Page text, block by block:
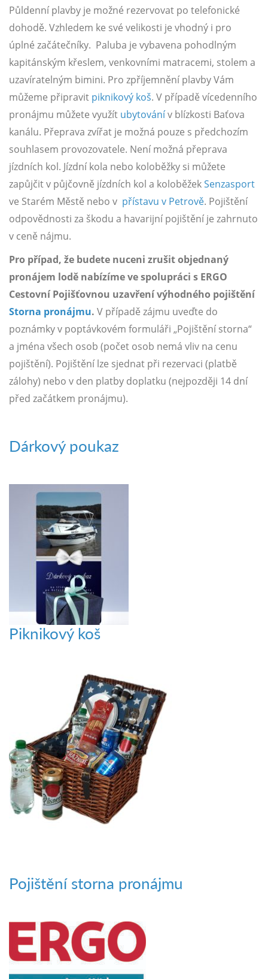
Půldenní plavby je možné rezervovat po telefonické
dohodě. Vzhledem ke své velikosti je vhodný i pro
úplné začátečníky. Paluba je vybavena pohodlným
kapitánským křeslem, venkovními matracemi, stolem a
uzavíratelným bimini. Pro zpříjemnění plavby Vám
můžeme připravit piknikový koš. V případě vícedenního
pronájmu můžete využít ubytovánív blízkosti Baťova
kanálu. Přeprava zvířat je možná pouze s předchozím
souhlasem provozovatele. Není možná přeprava
jízdních kol. Jízdní kola nebo koloběžky si můžete
zapůjčit v půjčovně jízdních kol a koloběžekSenzasport
ve Starém Městě nebo v přístavu v Petrově. Pojištění
odpovědnosti za škodu a havarijní pojištění je zahrnuto
v ceně nájmu.
Pro případ, že budete nuceni zrušit objednaný
pronájem lodě nabízíme ve spolupráci s ERGO
Cestovní Pojišťovnou uzavření výhodného pojištění
Storna pronájmu. V případě zájmu uveďte do
poznámky v poptávkovém formuláři „Pojištění storna“
a jména všech osob (počet osob nemá vliv na cenu
pojištění). Pojištění lze sjednat při rezervaci (platbě
zálohy) nebo v den platby doplatku (nejpozději 14 dní
před začátkem pronájmu).
Dárkový poukaz
Piknikový koš
Pojištění storna pronájmu